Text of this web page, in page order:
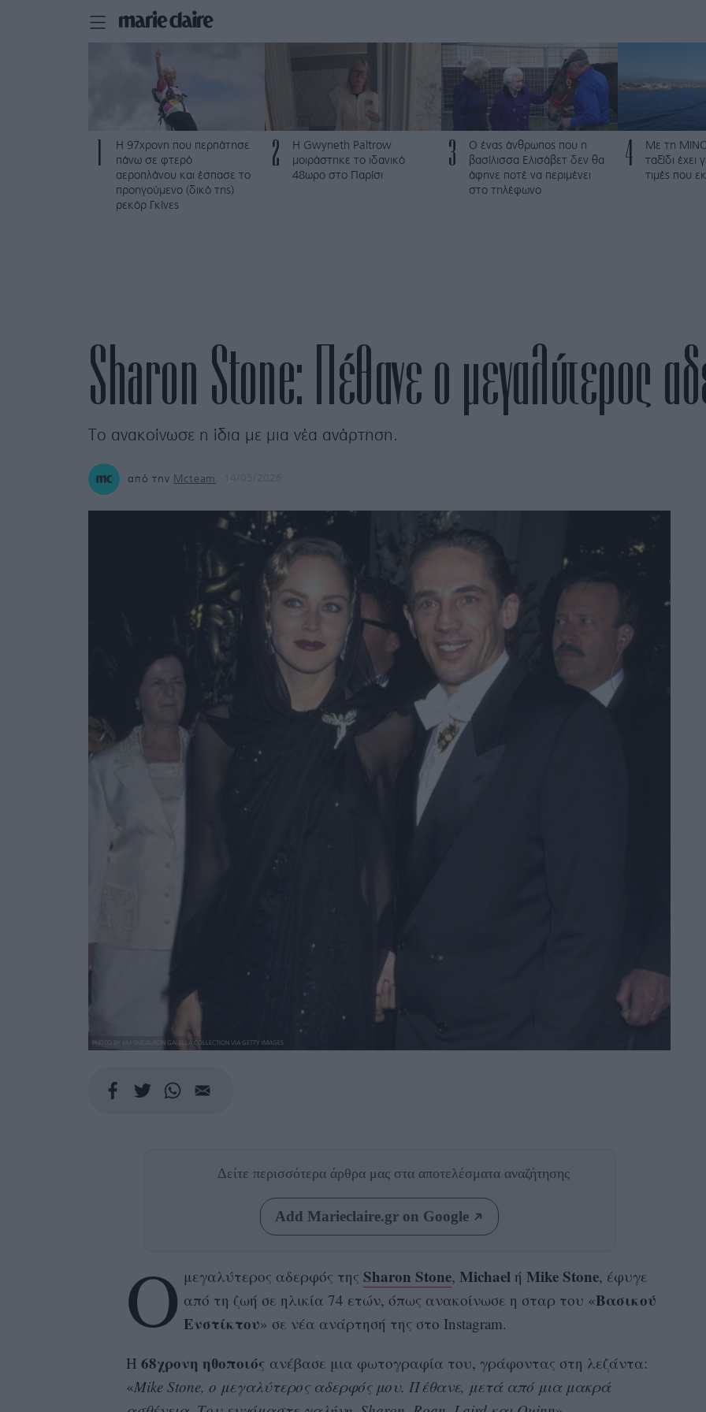
Η 97χρονη που περπάτησε
πάνω σε φτερό
αεροπλάνου και έσπασε το
προηγούμενο (δικό της)
ρεκόρ Γκίνες
2
Η Gwyneth Paltrow
μοιράστηκε το ιδανικό
48ωρο στο Παρίσι
3
Ο ένας άνθρωπος που η
βασίλισσα Ελισάβετ δεν θα
άφηνε ποτέ να περιμένει
στο τηλέφωνο
4
Με τη
ταξίδι έχει
τιμές που
Sharon Stone: Πέθανε ο μεγαλύτερος
Το ανακοίνωσε η ίδια με μια νέα ανάρτηση.
από την Mcteam
PHOTO BY JIM SMEAL/RON GALELLA COLLECTION VIA GETTY IMAGES
Δείτε περισσότερα άρθρα μας στα αποτελέσματα αναζήτησης
Add Marieclaire.gr on Google
Ο μεγαλύτερος αδερφός της Sharon Stone,Michael ήMike Stone, έφυγε
από τη ζωή σε ηλικία 74 ετών, όπως ανακοίνωσε η σταρ του «Βασικού
Ενστίκτου» σε νέα ανάρτησή της στο Instagram.
Η 68χρονη ηθοποιός ανέβασε μια φωτογραφία του, γράφοντας στη λεζάντα:
«Mike Stone, ο μεγαλύτερος αδερφός μου. Πέθανε, μετά από μια μακρά